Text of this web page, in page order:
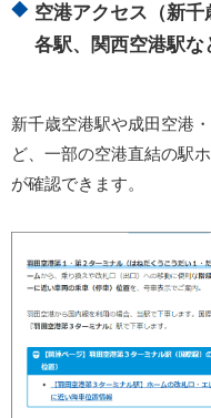
空港アクセス（新
各駅、関西空港駅な
新千歳空港駅や成田空港
ど、一部の空港直結の駅
が確認できます。